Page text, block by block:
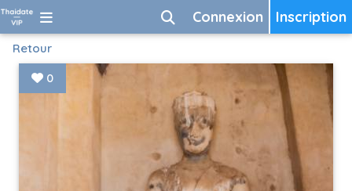
Inscription
Connexion
Retour
0